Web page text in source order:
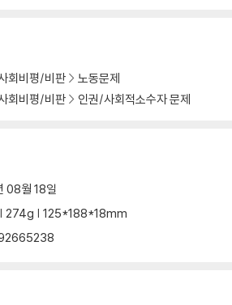
? _광고대행사 E사 입사와 퇴사
회비평/비판
노동문제
회비평/비판 인권/사회적소수자 문제
08월 18일
274g | 125*188*18mm